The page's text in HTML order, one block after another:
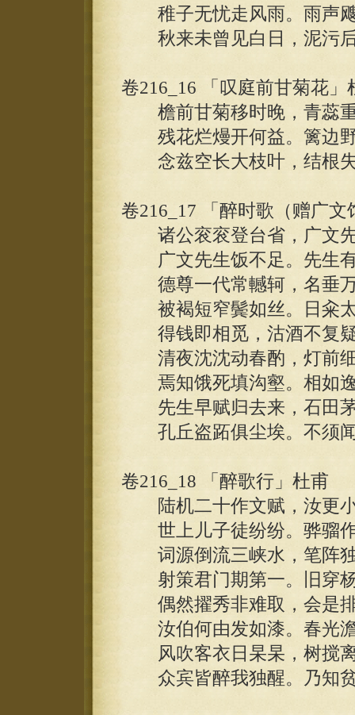
稚子无忧走风雨。雨声飕
秋来未曾见白日，泥污
卷216_16 「叹庭前甘菊花」
檐前甘菊移时晚，青蕊重
残花烂熳开何益。篱边野
念兹空长大枝叶，结根
卷216_17 「醉时歌（赠广
诸公衮衮登台省，广文先
广文先生饭不足。先生有
德尊一代常轗轲，名垂万
被褐短窄鬓如丝。日籴太
得钱即相觅，沽酒不复疑
清夜沈沈动春酌，灯前细
焉知饿死填沟壑。相如逸
先生早赋归去来，石田茅
孔丘盗跖俱尘埃。不须闻
卷216_18 「醉歌行」杜甫
陆机二十作文赋，汝更小
世上儿子徒纷纷。骅骝作
词源倒流三峡水，笔阵独
射策君门期第一。旧穿杨
偶然擢秀非难取，会是排
汝伯何由发如漆。春光澹
风吹客衣日杲杲，树搅离
众宾皆醉我独醒。乃知贫